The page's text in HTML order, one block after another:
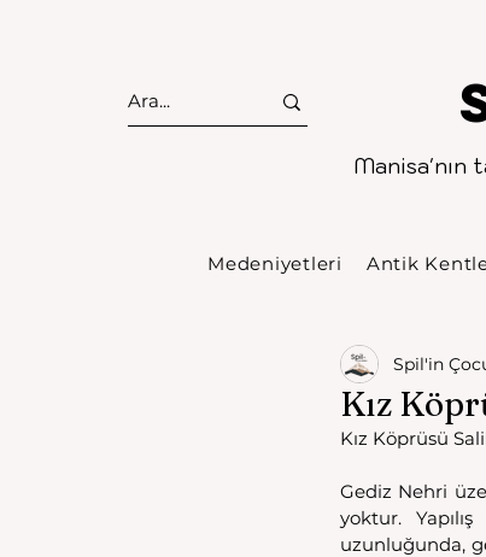
Manisa'nın
Medeniyetleri Antik
Kız
Spil'in
Kız Köprüsü
Gediz Nehri
yoktur.
uzunluğunda,